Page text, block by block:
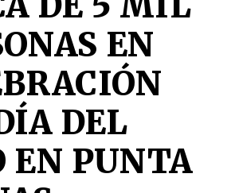
EN
DEL
EN PUNTA